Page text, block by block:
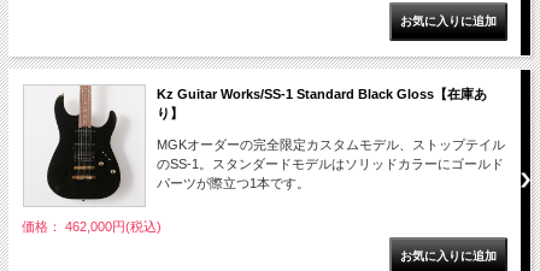
Kz Guitar Works/SS-1 Standard Black Gloss【在庫あ
り】
MGKオーダーの完全限定カスタムモデル、ストップテイル
のSS-1。スタンダードモデルはソリッドカラーにゴールド
パーツが際立つ1本です。
価格： 462,000円(税込)